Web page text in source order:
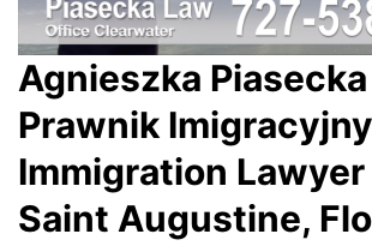
Agnieszka Piasecka
Prawnik
Immigration
Saint Augustine,